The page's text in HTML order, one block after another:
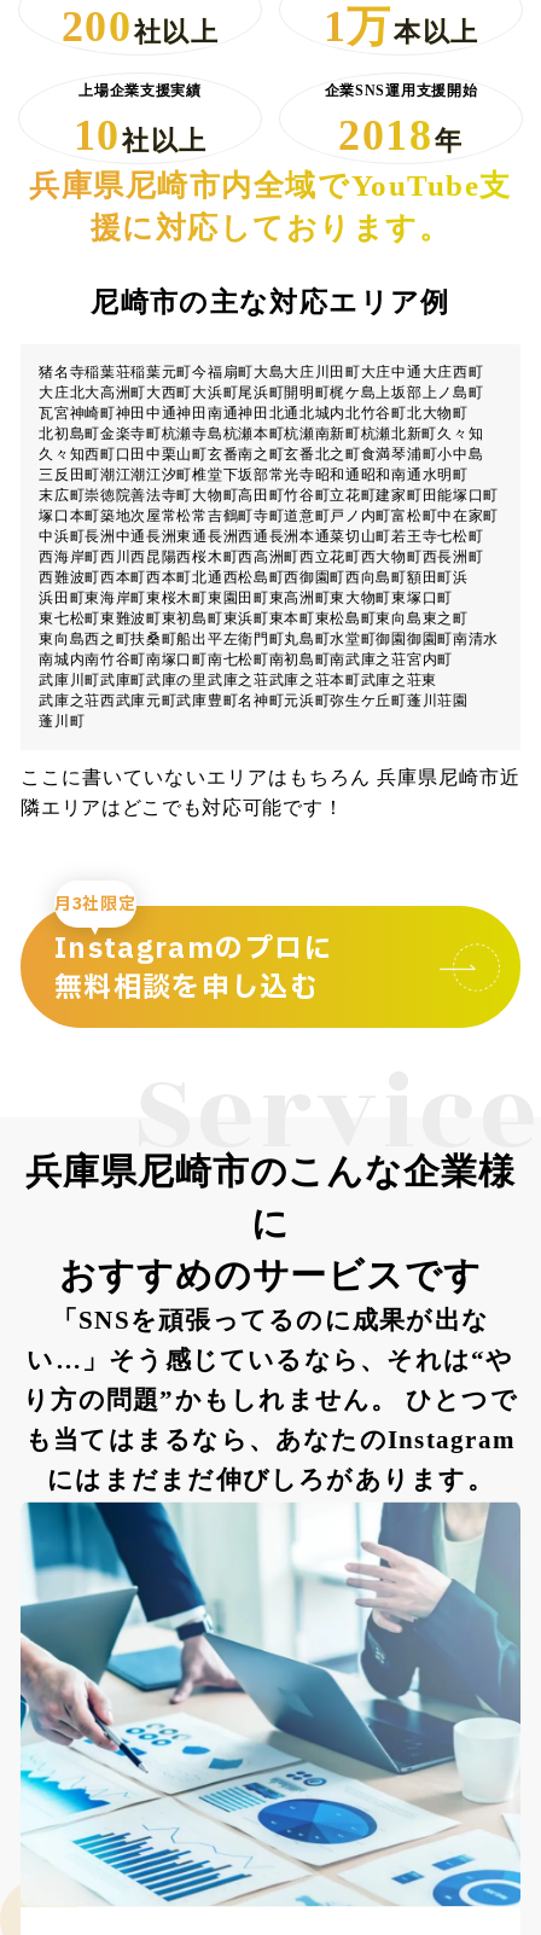
200社以上 1万本以上
上場企業支援実績
10社以上
企業SNS運用支援開始
2018年
兵庫県尼崎市内全域でYouTube支
援に対応しております。
尼崎市の主な対応エリア例
猪名寺稲葉荘稲葉元町今福扇町大島大庄川田町大庄中通大庄西町
大庄北大高洲町大西町大浜町尾浜町開明町梶ケ島上坂部上ノ島町
瓦宮神崎町神田中通神田南通神田北通北城内北竹谷町北大物町
北初島町金楽寺町杭瀬寺島杭瀬本町杭瀬南新町杭瀬北新町久々知
久々知西町口田中栗山町玄番南之町玄番北之町食満琴浦町小中島
三反田町潮江潮江汐町椎堂下坂部常光寺昭和通 昭和南通水明町
末広町崇徳院善法寺町大物町高田町竹谷町立花町建家町 田能塚口町
塚口本町築地次屋常松常吉鶴町寺町道意町戸ノ内町富松町中在家町
中浜町長洲中通長洲東通長洲西通長洲本通菜切山町若王寺七松町
西海岸町西川西昆陽西桜木町西高洲町西立花町西大物町西長洲町
西難波町西本町西本町北通西松島町西御園町西向島町額田町浜
浜田町東海岸町東桜木町東園田町東高洲町東大物町東塚口町
東七松町東難波町東初島町東浜町東本町東松島町東向島東之町
東向島西之町扶桑町船出平左衛門町丸島町水堂町御園 御園町南清水
南城内南竹谷町南塚口町南七松町南初島町南武庫之荘宮内町
武庫川町武庫町武庫の里武庫之荘武庫之荘本町武庫之荘東
武庫之荘西武庫元町武庫豊町名神町元浜町弥生ケ丘町蓬川荘園
蓬川町
ここに書いていないエリアはもちろん 兵庫県尼崎市近
隣エリアはどこでも対応可能です！
月3社限定
Instagramのプロに
無料相談を申し込む
Service
兵庫県尼崎市のこんな企業様
に
おすすめのサービスです
「SNSを頑張ってるのに成果が出な
い…」そう感じているなら、それは“や
り方の問題”かもしれません。 ひとつで
も当てはまるなら、あなたのInstagram
にはまだまだ伸びしろがあります。